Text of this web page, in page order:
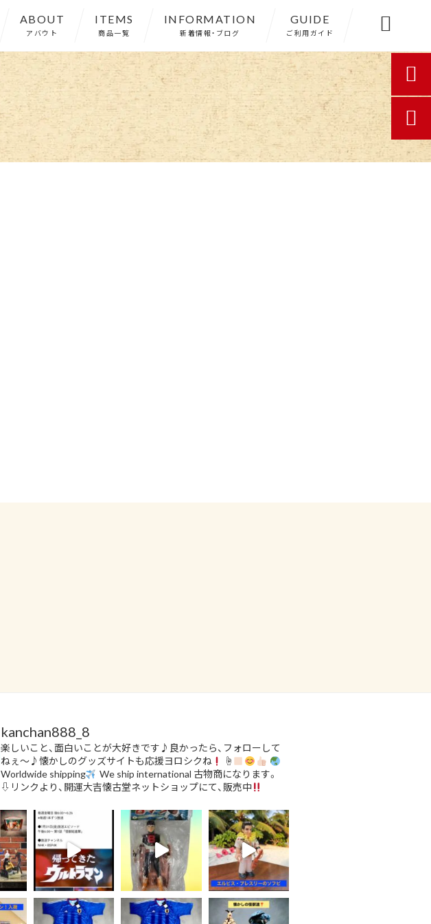
ABOUT
アバウト
ITEMS
商品一覧
INFORMATION
新着情報・ブログ
GUIDE
ご利用ガイド 
kanchan888_8
楽しいこと、面白いことが大好きです♪良かったら、フォローして
ねぇ〜♪懐かしのグッズサイトも応援ヨロシクね
☝
Worldwide shipping
We ship international 古物商になります。
⇩リンクより、開運大吉懐古堂ネットショップにて、販売中

